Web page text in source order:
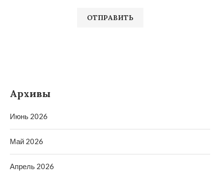
Архивы
Июнь 2026
Май 2026
Апрель 2026